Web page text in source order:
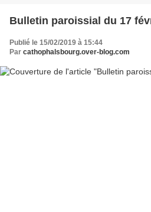
Bulletin paroissial du 17
Publié le 15/02/2019 à 15:44
Par cathophalsbourg.over-blog.com